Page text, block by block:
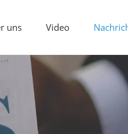
uns Video